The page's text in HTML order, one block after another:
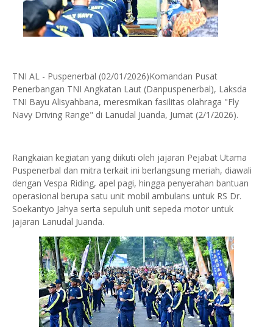
TNI AL - Puspenerbal (02/01/2026)Komandan Pusat
Penerbangan TNI Angkatan Laut (Danpuspenerbal), Laksda
TNI Bayu Alisyahbana, meresmikan fasilitas olahraga "Fly
Navy Driving Range" di Lanudal Juanda, Jumat (2/1/2026).
Rangkaian kegiatan yang diikuti oleh jajaran Pejabat Utama
Puspenerbal dan mitra terkait ini berlangsung meriah, diawali
dengan Vespa Riding, apel pagi, hingga penyerahan bantuan
operasional berupa satu unit mobil ambulans untuk RS Dr.
Soekantyo Jahya serta sepuluh unit sepeda motor untuk
jajaran Lanudal Juanda.